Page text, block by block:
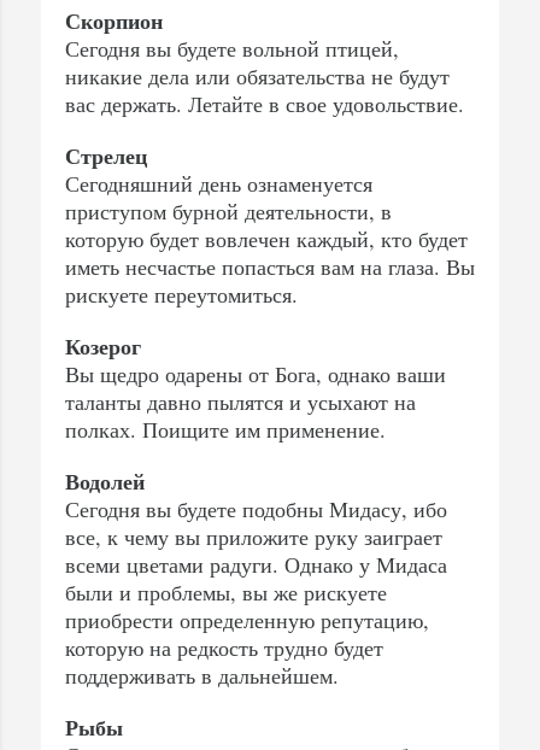
Скорпион
Сегодня вы будете вольной птицей,
никакие дела или обязательства не будут
вас держать. Летайте в свое удовольствие.
Стрелец
Сегодняшний день ознаменуется
приступом бурной деятельности, в
которую будет вовлечен каждый, кто будет
иметь несчастье попасться вам на глаза. Вы
рискуете переутомиться.
Козерог
Вы щедро одарены от Бога, однако ваши
таланты давно пылятся и усыхают на
полках. Поищите им применение.
Водолей
Сегодня вы будете подобны Мидасу, ибо
все, к чему вы приложите руку заиграет
всеми цветами радуги. Однако у Мидаса
были и проблемы, вы же рискуете
приобрести определенную репутацию,
которую на редкость трудно будет
поддерживать в дальнейшем.
Рыбы